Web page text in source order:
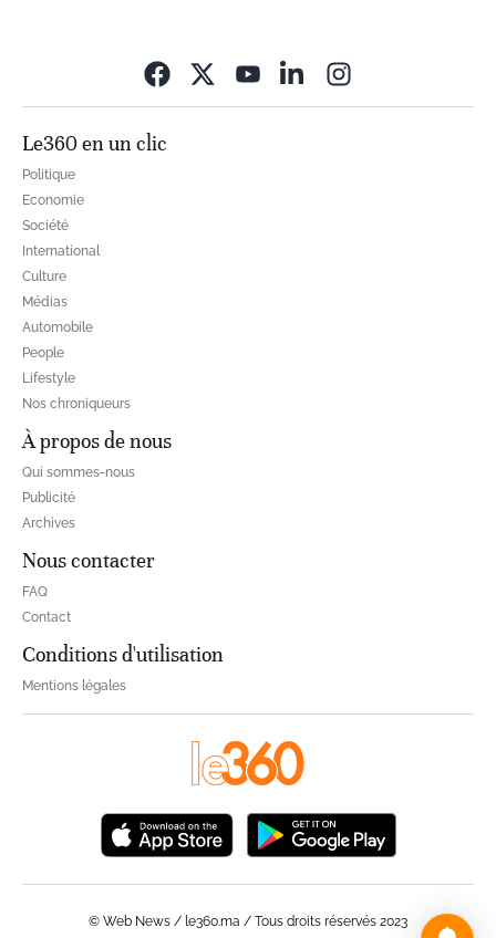
Le360 en un clic
Politique
Economie
Société
International
Culture
Médias
Automobile
People
Lifestyle
Nos chroniqueurs
À propos de nous
Qui sommes-nous
Publicité
Archives
Nous contacter
FAQ
Contact
Conditions d'utilisation
Mentions légales
© Web News / le360.ma / Tous droits réservés 2023